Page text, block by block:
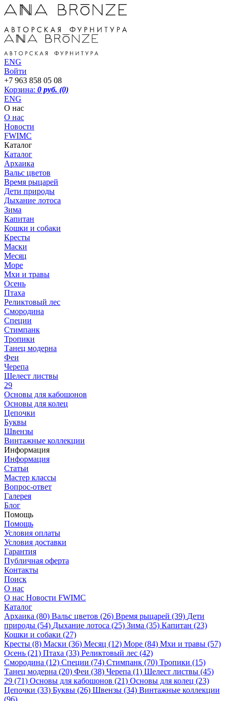
ENG
Войти
+7 963 858 05 08
Корзина: 0 руб. (0)
ENG
О нас
О нас
Новости
FWIMC
Каталог
Каталог
Архаика
Вальс цветов
Время рыцарей
Дети природы
Дыхание лотоса
Зима
Капитан
Кошки и собаки
Кресты
Маски
Месяц
Море
Мхи и травы
Осень
Птаха
Реликтовый лес
Смородина
Специи
Стимпанк
Тропики
Танец модерна
Феи
Черепа
Шелест листвы
29
Основы для кабошонов
Основы для колец
Цепочки
Буквы
Швензы
Винтажные коллекции
Информация
Информация
Статьи
Мастер классы
Вопрос-ответ
Галерея
Блог
Помощь
Помощь
Условия оплаты
Условия доставки
Гарантия
Публичная оферта
Контакты
Поиск
О нас
О нас Новости FWIMC
Каталог
Архаика (80) Вальс цветов (26) Время рыцарей (39) Дети
природы (54) Дыхание лотоса (25) Зима (35) Капитан (23)
Кошки и собаки (27)
Кресты (8) Маски (36) Месяц (12) Море (84) Мхи и травы (57)
Осень (21) Птаха (33) Реликтовый лес (42)
Смородина (12) Специи (74) Стимпанк (70) Тропики (15)
Танец модерна (20) Феи (38) Черепа (1) Шелест листвы (45)
29 (71) Основы для кабошонов (21) Основы для колец (23)
Цепочки (33) Буквы (26) Швензы (34) Винтажные коллекции